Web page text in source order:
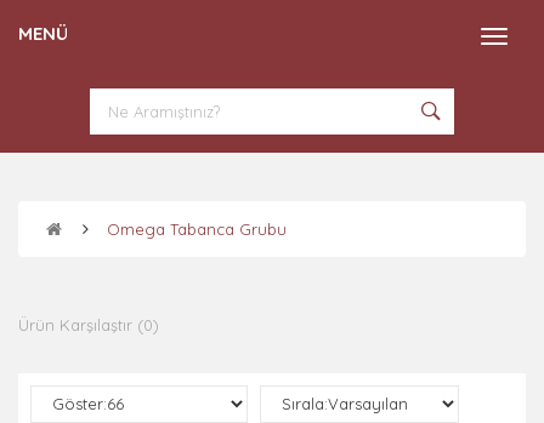
MENÜ
Omega Tabanca Grubu
Ürün Karşılaştır (0)